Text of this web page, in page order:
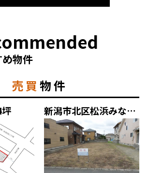
物件
売買 物件
新潟市北区松浜みなと3635-300 坪6万円 右